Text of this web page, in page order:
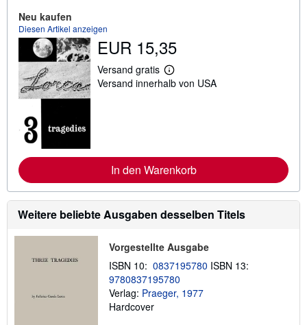
o
n
n
z
k
o
s
e
Neu kaufen
Diesen Artikel anzeigen
EUR 15,35
Versand gratis
W
e
n
f
o
t
n
n
z
u
V
Versand innerhalb von USA
In den Warenkorb
Weitere beliebte Ausgaben desselben Titels
Vorgestellte Ausgabe
ISBN 10: 0837195780 ISBN 13:
9780837195780
Verlag: Praeger, 1977
Hardcover